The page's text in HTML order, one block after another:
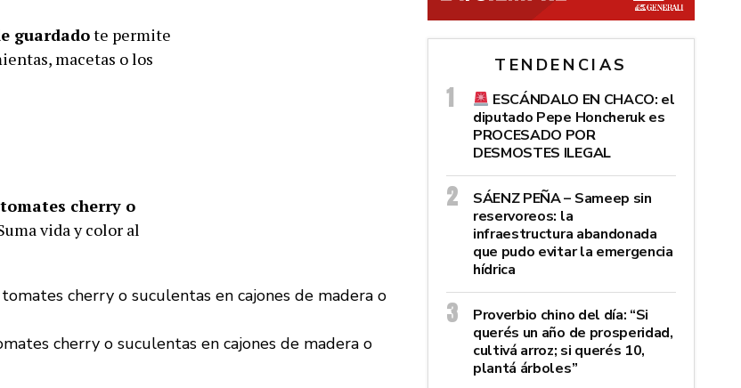
guardadote permite
macetas o los
cherry o
vida y color al
cherry o suculentas en cajones de madera o
TENDENCIAS
ESCÁNDALO EN CHACO: el
diputado Pepe Honcheruk es
PROCESADO POR
DESMOSTES ILEGAL
SÁENZ PEÑA – Sameep sin
reservoreos: la
infraestructura abandonada
que pudo evitar la emergencia
hídrica
Proverbio chino del día: “Si
querés un año de prosperidad,
cultivá arroz; si querés 10,
plantá árboles”